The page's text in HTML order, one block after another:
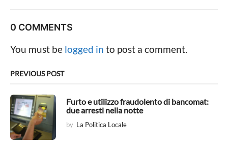
P
a
g
n
t
i
o
n
0 COMMENTS
You must be logged in to post a comment.
PREVIOUS POST
Furto e utilizzo fraudolento di bancomat:
due arresti nella notte
by La Politica Locale